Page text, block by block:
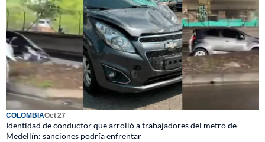
COLOMBIAOct 27
Identidad de conductor que arrolló a trabajadores del metro de
Medellín: sanciones podría enfrentar